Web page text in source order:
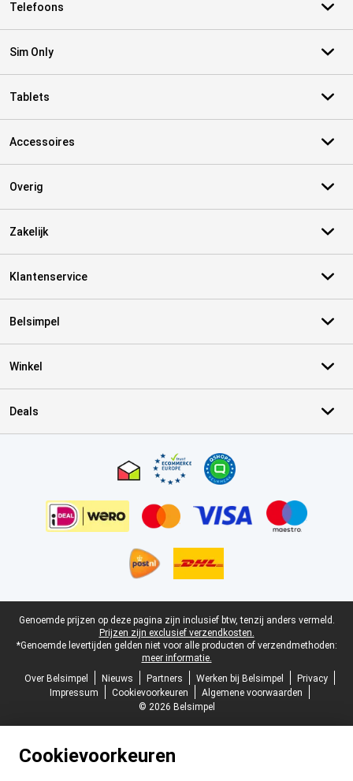
Telefoons
Sim Only
Tablets
Accessoires
Overig
Zakelijk
Klantenservice
Belsimpel
Winkel
Deals
Juridische voettekst
Genoemde prijzen op deze pagina zijn inclusief btw, tenzij anders vermeld.
Prijzen zijn exclusief verzendkosten.
*Genoemde levertijden gelden niet voor alle producten of verzendmethoden:
meer informatie.
Over Belsimpel
Nieuws Partners Werken bij Belsimpel
Privacy
Impressum
Cookievoorkeuren
Algemene voorwaarden
© 2026 Belsimpel
Cookievoorkeuren